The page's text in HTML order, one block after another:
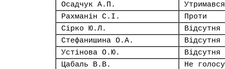
Осадчук А.П.
Утримався
Рахманін С.І.
Проти
Сірко Ю.Л.
Відсутня
Стефанишина О.А.
Відсутня
Устінова О.Ю.
Відсутня
Цабаль В.В.
Не